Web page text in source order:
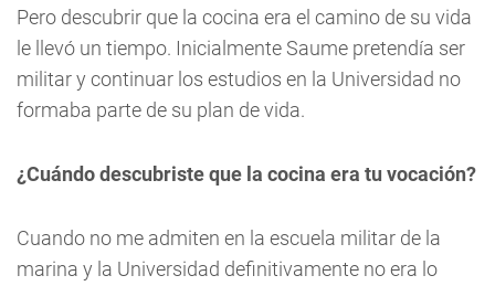
Pero descubrir que la cocina era el camino de su vida
le llevó un tiempo. Inicialmente Saume pretendía ser
militar y continuar los estudios en la Universidad no
formaba parte de su plan de vida.
¿Cuándo descubriste que la cocina era tu vocación?
Cuando no me admiten en la escuela militar de la
marina y la Universidad definitivamente no era lo